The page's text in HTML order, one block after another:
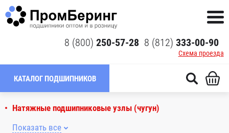
8 (800) 250-57-28 8 (812) 333-00-90
Схема проезда
КАТАЛОГ ПОДШИПНИКОВ
Натяжные подшипниковые узлы (чугун)
Показать все